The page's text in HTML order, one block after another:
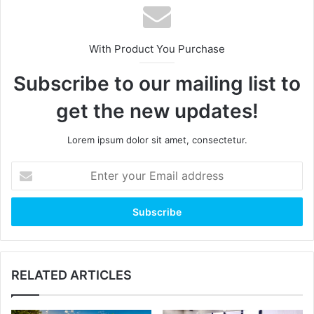
With Product You Purchase
Subscribe to our mailing list to
get the new updates!
Lorem ipsum dolor sit amet, consectetur.
your
Email
RELATED ARTICLES